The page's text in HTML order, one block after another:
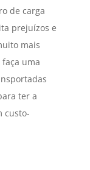
de carga
prejuízos e
mais
uma
ter a
custo-